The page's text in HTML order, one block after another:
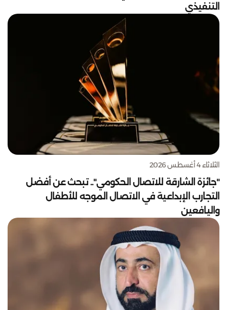
التنفيذي
الثلاثاء 4 أغسطس 2026
"جائزة الشارقة للاتصال الحكومي".. تبحث عن أفضل
التجارب الإبداعية في الاتصال الموجه للأطفال
واليافعين